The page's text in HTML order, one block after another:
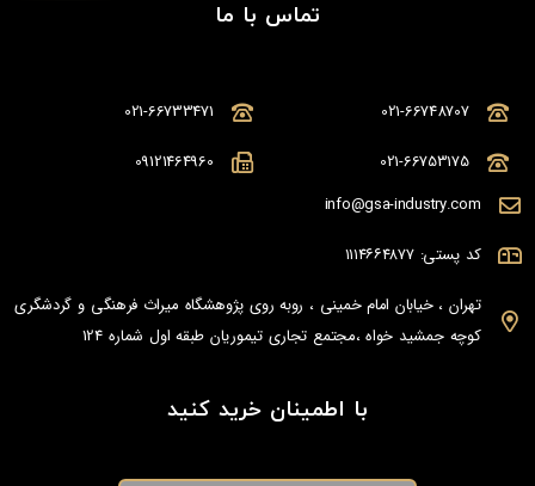
تماس با ما
021-66748707
021-66753175
021-66733471
09121464960
info@gsa-industry.com
کد پستی: ۱۱۱۴۶۶۴۸۷۷
تهران ، خیابان امام خمینی ، روبه روی پژوهشگاه میراث فرهنگی و گردشگری
کوچه جمشید خواه ،مجتمع تجاری تیموریان طبقه اول شماره 124
با اطمینان خرید کنید